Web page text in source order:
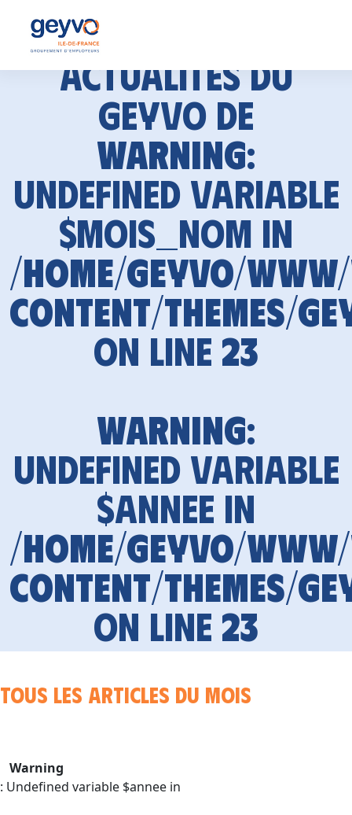
Actualités du
GEYVO de
Warning:
Undefined variable
$mois_nom in
/home/geyvo/
content/themes/
on line 23
Warning:
Undefined variable
$annee in
/home/geyvo/
content/themes/
on line 23
Tous les articles du mois
Warning
: Undefined variable $annee in